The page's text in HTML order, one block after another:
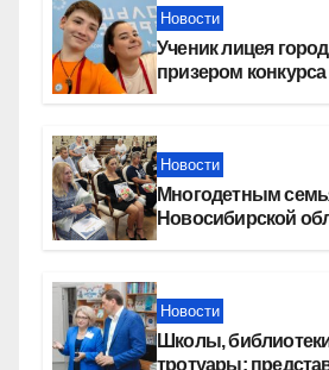
Новости
Ученик лицея
призером
Новости
Многодетным
Новосибирской
Новости
Школы,
тротуары: